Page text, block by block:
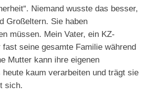
Niemand wusste das besser,
Großeltern. Sie haben
müssen. Mein Vater, ein KZ-
fast seine gesamte Familie während
Mutter kann ihre eigenen
kaum verarbeiten und trägt sie
sich.